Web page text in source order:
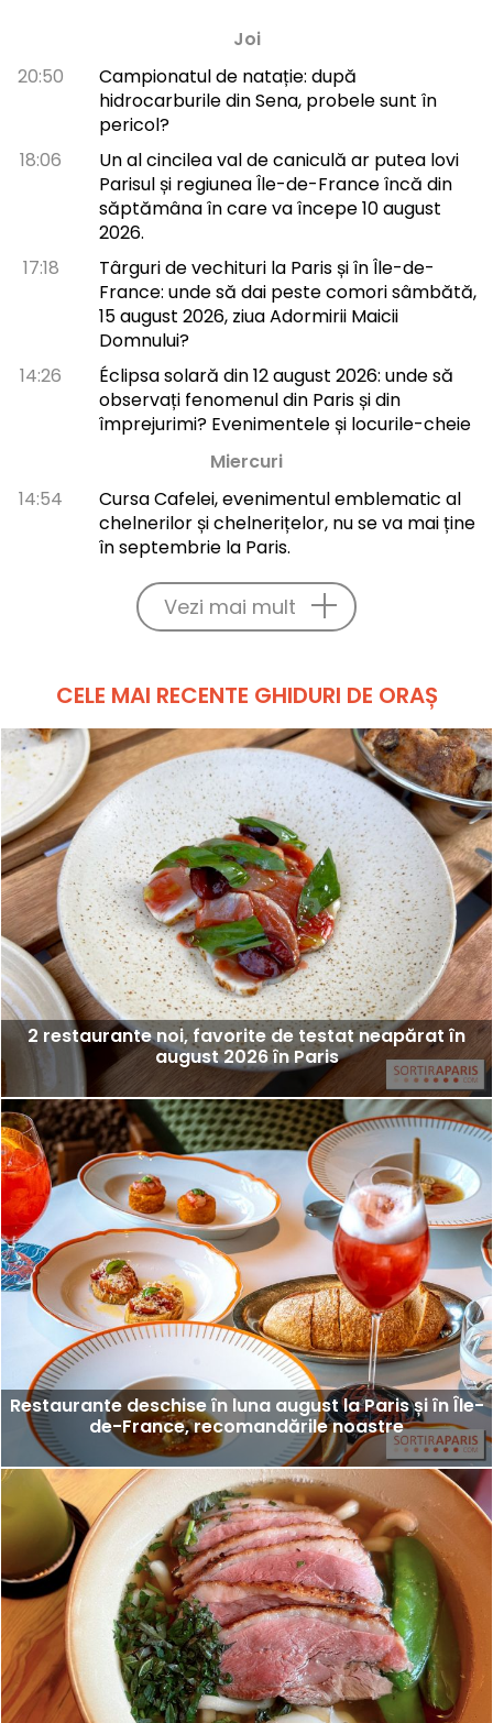
Joi
20:50
Campionatul de natație: după
hidrocarburile din Sena, probele sunt în
pericol?
18:06
Un al cincilea val de caniculă ar putea lovi
Parisul și regiunea Île-de-France încă din
săptămâna în care va începe 10 august
2026.
17:18
Târguri de vechituri la Paris și în Île-de-
France: unde să dai peste comori sâmbătă,
15 august 2026, ziua Adormirii Maicii
Domnului?
14:26
Éclipsa solară din 12 august 2026: unde să
observați fenomenul din Paris și din
împrejurimi? Evenimentele și locurile-cheie
Miercuri
14:54
Cursa Cafelei, evenimentul emblematic al
chelnerilor și chelnerițelor, nu se va mai ține
în septembrie la Paris.
Vezi mai mult
CELE MAI RECENTE GHIDURI DE ORAȘ
2 restaurante noi, favorite de testat neapărat în
august 2026 în Paris
Restaurante deschise în luna august la Paris și în Île-
de-France, recomandările noastre